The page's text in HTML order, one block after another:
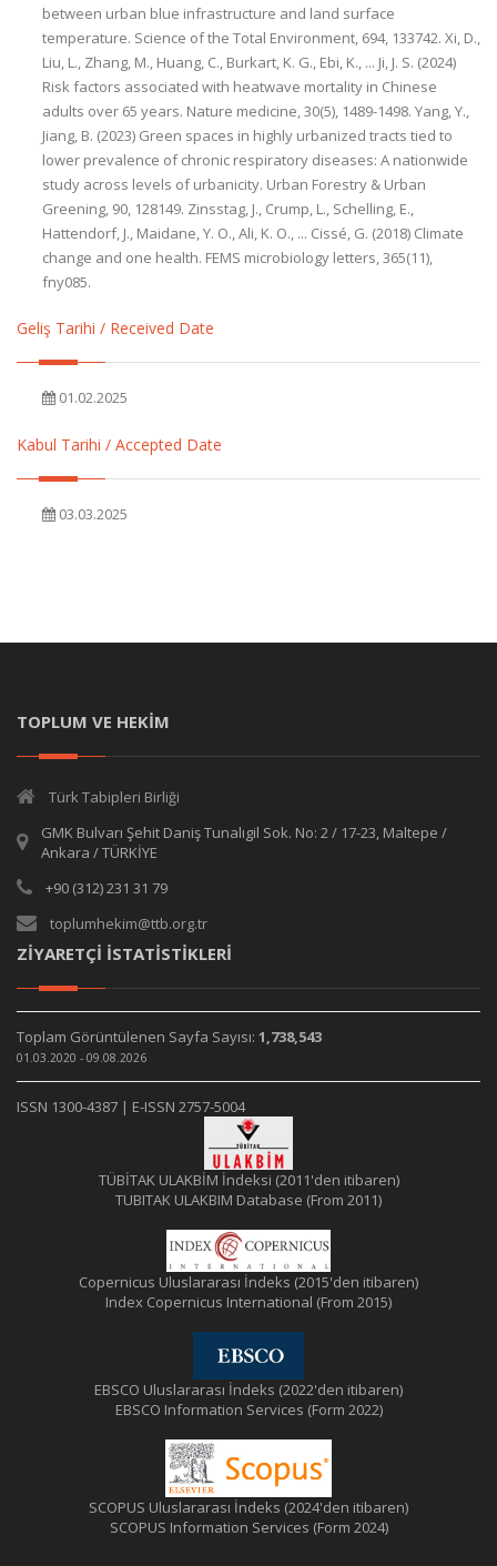
Geliş Tarihi / Received Date
01.02.2025
Kabul Tarihi / Accepted Date
03.03.2025
TOPLUM VE HEKİM
Türk Tabipleri Birliği
GMK Bulvarı Şehit Daniş Tunalıgil Sok. No: 2 / 17-23, Maltepe /
Ankara / TÜRKİYE
+90 (312) 231 31 79
toplumhekim@ttb.org.tr
ZİYARETÇİ İSTATİSTİKLERİ
Toplam Görüntülenen Sayfa Sayısı: 1,738,543
01.03.2020 - 09.08.2026
ISSN 1300-4387 | E-ISSN 2757-5004
TÜBİTAK ULAKBİM İndeksi (2011'den itibaren)
TUBITAK ULAKBIM Database (From 2011)
Copernicus Uluslararası İndeks (2015'den itibaren)
Index Copernicus International (From 2015)
EBSCO Uluslararası İndeks (2022'den itibaren)
EBSCO Information Services (Form 2022)
SCOPUS Uluslararası İndeks (2024'den itibaren)
SCOPUS Information Services (Form 2024)